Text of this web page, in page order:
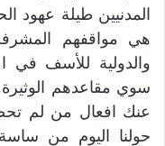
المدنيين طيلة عهود
هي مواقفهم المشرفة
والدولية للأسف في
سوي مقاعدهم الوثيرة
عنك افعال من لم
حولنا اليوم من